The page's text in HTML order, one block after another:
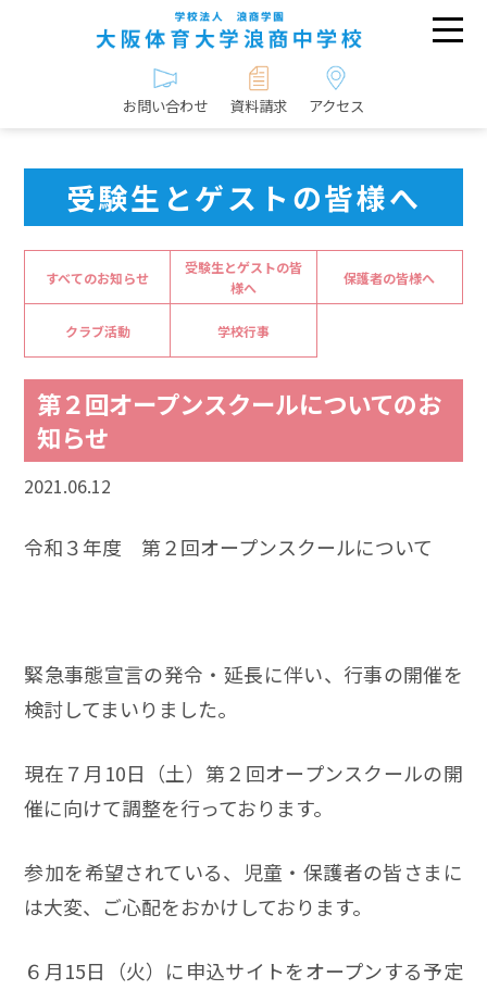
お問い合わせ 資料請求 アクセス
受験生とゲストの皆様へ
すべてのお知らせ
受験生とゲストの皆
様へ
保護者の皆様へ
クラブ活動 学校行事
第２回オープンスクールについてのお
知らせ
2021.06.12
令和３年度 第２回オープンスクールについて
緊急事態宣言の発令・延長に伴い、行事の開催を
検討してまいりました。
現在７月10日（土）第２回オープンスクールの開
催に向けて調整を行っております。
参加を希望されている、児童・保護者の皆さまに
は大変、ご心配をおかけしております。
６月15日（火）に申込サイトをオープンする予定